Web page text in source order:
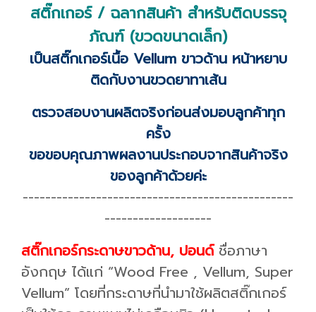
สติ๊กเกอร์ / ฉลากสินค้า สำหรับติดบรรจุ
ภัณฑ์ (ขวดขนาดเล็ก)
เป็นสติ๊กเกอร์เนื้อ Vellum ขาวด้าน หน้าหยาบ
ติดกับงานขวดยาทาเส้น
ตรวจสอบงานผลิตจริงก่อนส่งมอบลูกค้าทุก
ครั้ง
ขอขอบคุณภาพผลงานประกอบจากสินค้าจริง
ของลูกค้าด้วยค่ะ
------------------------------------------------
-------------------
สติ๊กเกอร์กระดาษขาวด้าน, ปอนด์ชื่อภาษา
อังกฤษ ได้แก่ “Wood Free , Vellum, Super
Vellum” โดยที่กระดาษที่นำมาใช้ผลิตสติ๊กเกอร์